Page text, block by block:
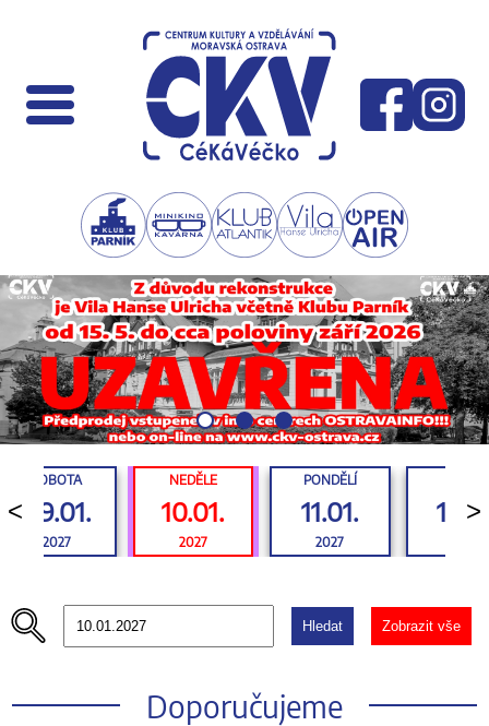
<
SOBOTA
09.01.
2027
NEDĚLE
10.01.
2027
PONDĚLÍ
11.01.
2027
>
Hledat Zobrazit vše
Doporučujeme